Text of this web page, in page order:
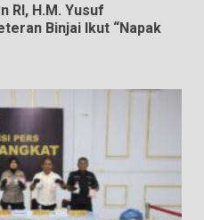
RI, H.M. Yusuf
Binjai Ikut “Napak